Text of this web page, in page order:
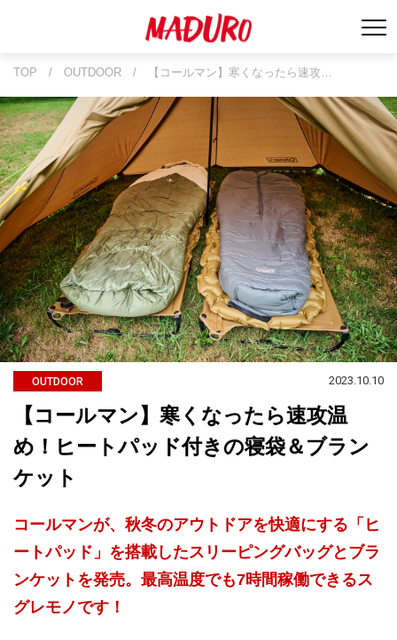
TOP / OUTDOOR / 【コールマン】寒くなったら速攻…
OUTDOOR 2023.10.10
【コールマン】寒くなったら速攻温
め！ヒートパッド付きの寝袋＆ブラン
ケット
コールマンが、秋冬のアウトドアを快適にする「ヒ
ートパッド」を搭載したスリーピングバッグとブラ
ンケットを発売。最高温度でも7時間稼働できるス
グレモノです！